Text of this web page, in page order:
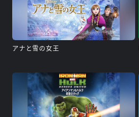
アナと雪の女王